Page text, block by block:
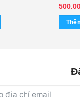
Xanh
Dung